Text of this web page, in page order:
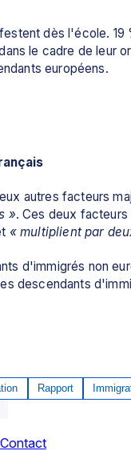
dès l'école.
le cadre de leur
européens.
autres facteurs
». Ces deux facteurs
« multiplient par
d'immigrés non
descendants
Rapport
Contact